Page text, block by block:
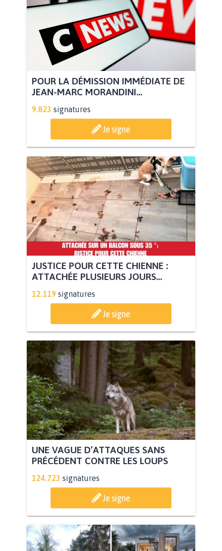
POUR LA DÉMISSION IMMÉDIATE DE
JEAN-MARC MORANDINI...
9.823 signatures
Je signe
JUSTICE POUR CETTE CHIENNE :
ATTACHÉE PLUSIEURS JOURS...
12.119 signatures
Je signe
UNE VAGUE D’ATTAQUES SANS
PRÉCÉDENT CONTRE LES LOUPS
124.723 signatures
Je signe